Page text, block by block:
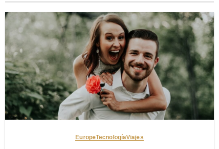
EuropeTecnologíaViajes